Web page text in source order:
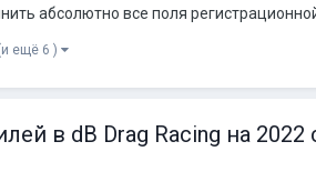
абсолютно все поля
ещё 6 )
в dB Drag Racing на